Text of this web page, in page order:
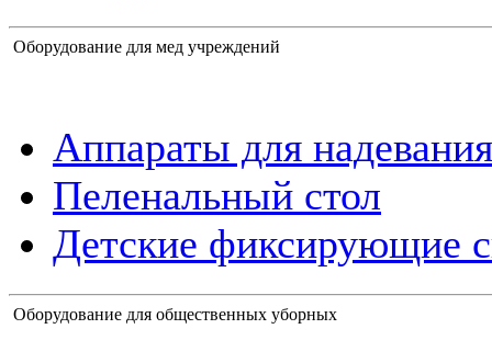
Оборудование для мед учреждений
Аппараты для
Пеленальный стол
Детские фиксирующие
Оборудование для общественных уборных